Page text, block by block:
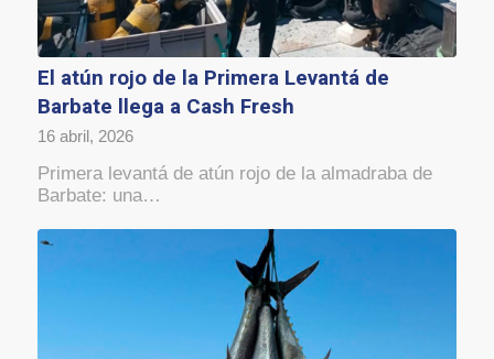
El atún rojo de la Primera Levantá de
Barbate llega a Cash Fresh
16 abril, 2026
Primera levantá de atún rojo de la almadraba de
Barbate: una…